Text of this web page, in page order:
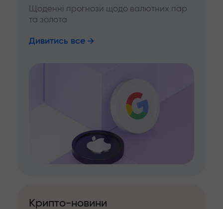
Щоденні прогнози щодо валютних пар
та золота
Дивитись все
Крипто-новини